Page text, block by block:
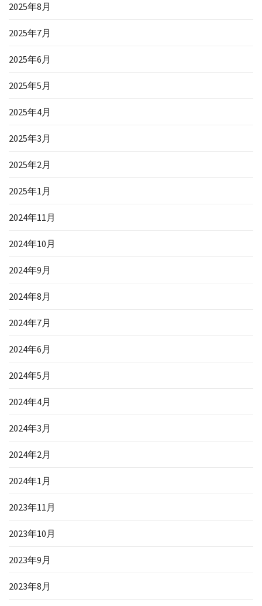
2025年8月
2025年7月
2025年6月
2025年5月
2025年4月
2025年3月
2025年2月
2025年1月
2024年11月
2024年10月
2024年9月
2024年8月
2024年7月
2024年6月
2024年5月
2024年4月
2024年3月
2024年2月
2024年1月
2023年11月
2023年10月
2023年9月
2023年8月